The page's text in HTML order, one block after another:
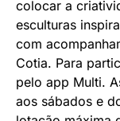
colocar a
esculturas
com
Cotia. Para
pelo app Multi.
aos sábados e